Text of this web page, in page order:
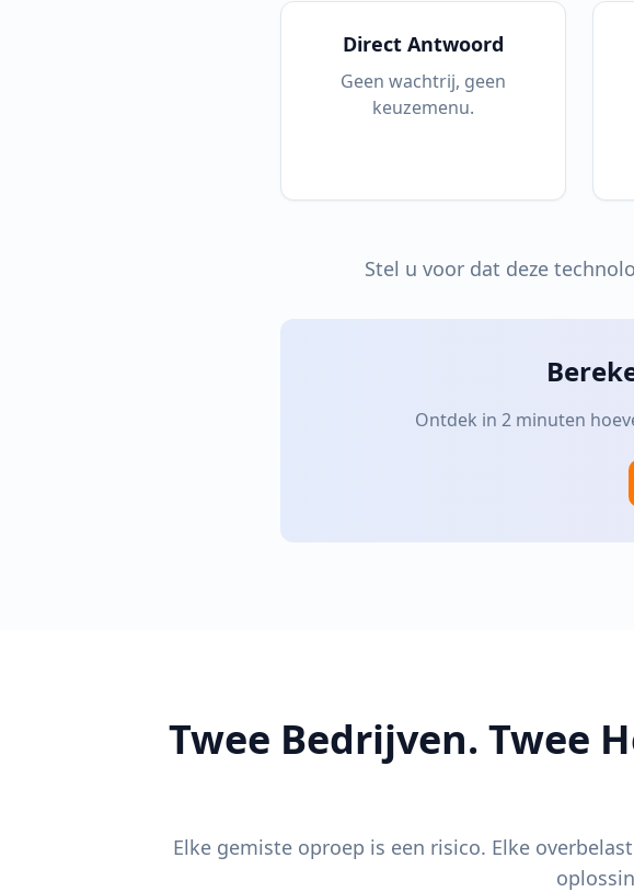
Direct Antwoord
Geen wachtrij, geen
keuzemenu.
Stel u voor dat deze
Ontdek in 2 minuten
Twee Bedrijven. Twee
Elke gemiste oproep is een risico. Elke